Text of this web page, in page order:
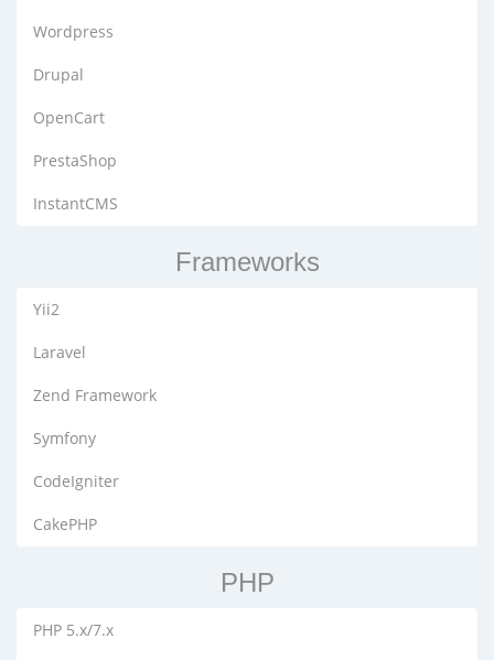
Wordpress
Drupal
OpenCart
PrestaShop
InstantCMS
Frameworks
Yii2
Laravel
Zend Framework
Symfony
CodeIgniter
CakePHP
PHP
PHP 5.x/7.x